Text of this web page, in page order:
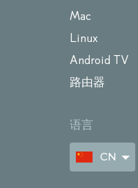
Mac
Linux
Android TV
路由器
语言
CN